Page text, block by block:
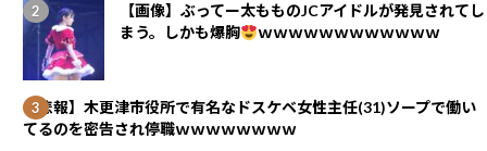
【画像】ぶってー太もものJCアイドルが発見されてし
まう。しかも爆胸
ｗｗｗｗｗｗｗｗｗｗｗｗ
【悲報】木更津市役所で有名なドスケベ女性主任(31)ソープで働い
てるのを密告され停職ｗｗｗｗｗｗｗｗ